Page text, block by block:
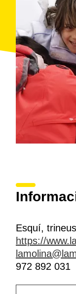
On: Estació
Organitza:
Esquí,
https://
972 892 031